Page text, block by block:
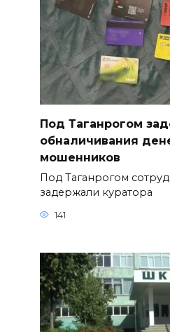
Под Таганрогом
обналичивания
мошенников
Под Таганрогом
задержали куратора
141